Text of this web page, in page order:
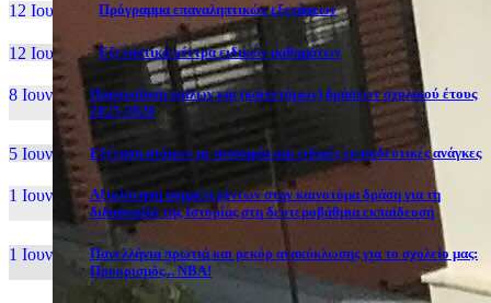
12 Ιουν, 26 Πρόγραμμα επαναληπτικών εξετάσεων
12 Ιουν, 26 Εξεταστικά κέντρα ειδικών μαθημάτων
8 Ιουν, 26
Παρουσίαση ομίλων και (καινοτόμων) δράσεων σχολικού έτους
2025-2026
5 Ιουν, 26 Εξέταση ατόμων με αναπηρία και ειδικές εκπαιδευτικές ανάγκες
1 Ιουν, 26
Αξιολόγηση συμμετεχόντων στην καινοτόμα δράση για τη
διδασκαλία της Ιστορίας στη δευτεροβάθμια εκπαίδευση
1 Ιουν, 26
Πανελλήνια πρωτιά και ρεκόρ ανακύκλωσης για το σχολείο μας:
Προορισμός... NBA!